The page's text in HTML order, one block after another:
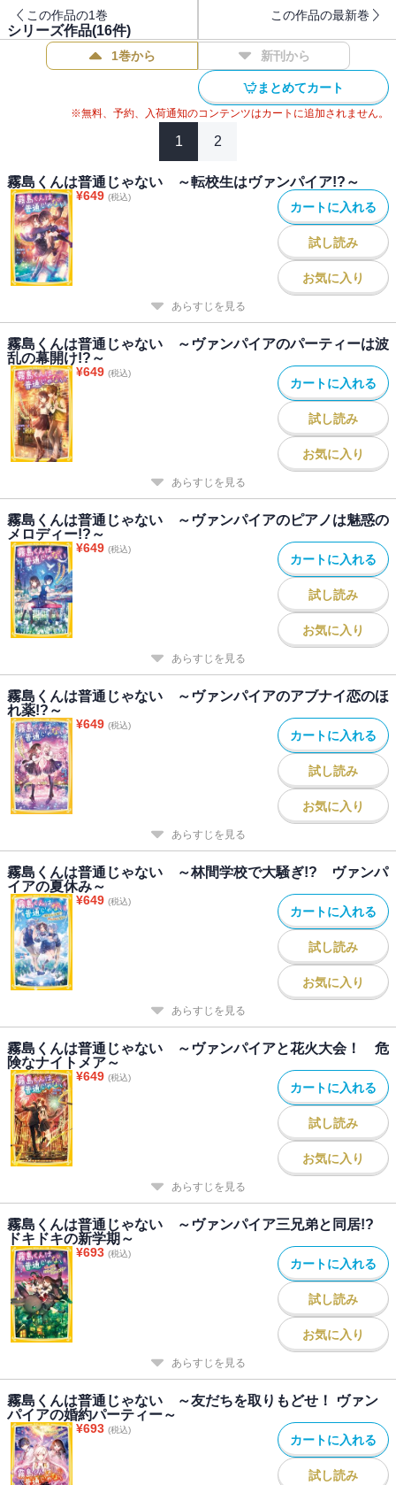
この作品の1巻 この作品の最新巻
シリーズ作品(16件)
1巻から 新刊から
まとめてカート
※無料、予約、入荷通知のコンテンツはカートに追加されません。
1 2
霧島くんは普通じゃない ～転校生はヴァンパイア!?～
¥649 (税込)
カートに入れる
試し読み
お気に入り
あらすじを見る
霧島くんは普通じゃない ～ヴァンパイアのパーティーは波
乱の幕開け!?～
¥649 (税込)
カートに入れる
試し読み
お気に入り
あらすじを見る
霧島くんは普通じゃない ～ヴァンパイアのピアノは魅惑の
メロディー!?～
¥649 (税込)
カートに入れる
試し読み
お気に入り
あらすじを見る
霧島くんは普通じゃない ～ヴァンパイアのアブナイ恋のほ
れ薬!?～
¥649 (税込)
カートに入れる
試し読み
お気に入り
あらすじを見る
霧島くんは普通じゃない ～林間学校で大騒ぎ!? ヴァンパ
イアの夏休み～
¥649 (税込)
カートに入れる
試し読み
お気に入り
あらすじを見る
霧島くんは普通じゃない ～ヴァンパイアと花火大会！ 危
険なナイトメア～
¥649 (税込)
カートに入れる
試し読み
お気に入り
あらすじを見る
霧島くんは普通じゃない ～ヴァンパイア三兄弟と同居!?
ドキドキの新学期～
¥693 (税込)
カートに入れる
試し読み
お気に入り
あらすじを見る
霧島くんは普通じゃない ～友だちを取りもどせ！ ヴァン
パイアの婚約パーティー～
¥693 (税込)
カートに入れる
試し読み